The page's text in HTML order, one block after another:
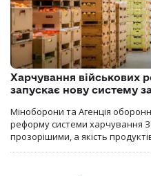
Харчування
запускає нову систему
Міноборони та Агенція
реформу системи харчування
прозорішими, а якість